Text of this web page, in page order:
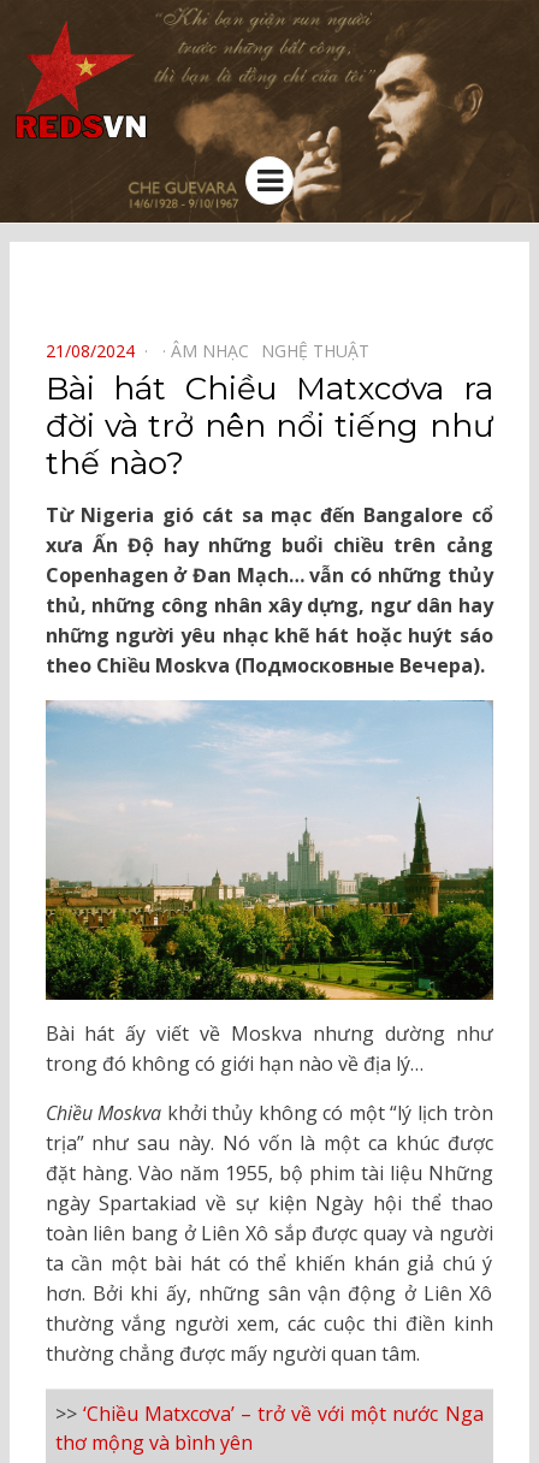
Kênh chia sẻ tri thức cộng đồng
Menu
POSTED
ON
21/08/2024 ÂM NHẠC⠀ NGHỆ THUẬT⠀
Bài hát Chiều Matxcơva ra
đời và trở nên nổi tiếng như
thế nào?
Từ Nigeria gió cát sa mạc đến Bangalore cổ
xưa Ấn Độ hay những buổi chiều trên cảng
Copenhagen ở Đan Mạch… vẫn có những thủy
thủ, những công nhân xây dựng, ngư dân hay
những người yêu nhạc khẽ hát hoặc huýt sáo
theo Chiều Moskva (Подмосковные Вечера).
Bài hát ấy viết về Moskva nhưng dường như
trong đó không có giới hạn nào về địa lý…
Chiều Moskva khởi thủy không có một “lý lịch tròn
trịa” như sau này. Nó vốn là một ca khúc được
đặt hàng. Vào năm 1955, bộ phim tài liệu Những
ngày Spartakiad về sự kiện Ngày hội thể thao
toàn liên bang ở Liên Xô sắp được quay và người
ta cần một bài hát có thể khiến khán giả chú ý
hơn. Bởi khi ấy, những sân vận động ở Liên Xô
thường vắng người xem, các cuộc thi điền kinh
thường chẳng được mấy người quan tâm.
>> ‘Chiều Matxcơva’ – trở về với một nước Nga
thơ mộng và bình yên